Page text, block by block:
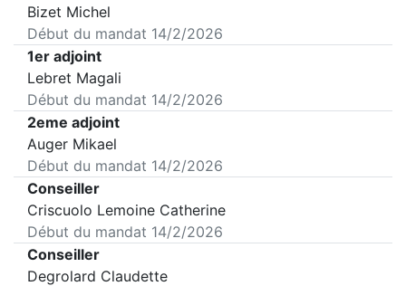
Bizet Michel
Début du mandat 14/2/2026
1er adjoint
Lebret Magali
Début du mandat 14/2/2026
2eme adjoint
Auger Mikael
Début du mandat 14/2/2026
Conseiller
Criscuolo Lemoine Catherine
Début du mandat 14/2/2026
Conseiller
Degrolard Claudette